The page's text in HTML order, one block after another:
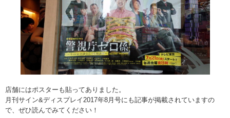
店舗にはポスターも貼ってありました。
月刊サイン&ディスプレイ2017年8月号にも記事が掲載されていますの
で、ぜひ読んでみてください！